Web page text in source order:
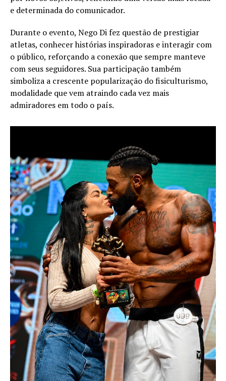
e determinada do comunicador.
Durante o evento, Nego Di fez questão de prestigiar
atletas, conhecer histórias inspiradoras e interagir com
o público, reforçando a conexão que sempre manteve
com seus seguidores. Sua participação também
simboliza a crescente popularização do fisiculturismo,
modalidade que vem atraindo cada vez mais
admiradores em todo o país.